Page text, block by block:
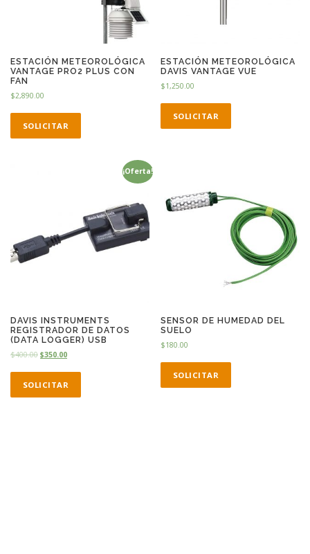
ESTACIÓN METEOROLÓGICA
VANTAGE PRO2 PLUS CON
FAN
$2,890.00
SOLICITAR
ESTACIÓN METEOROLÓGICA
DAVIS VANTAGE VUE
$1,250.00
SOLICITAR
¡Oferta!
DAVIS INSTRUMENTS
REGISTRADOR DE DATOS
(DATA LOGGER) USB
$400.00 $350.00
SOLICITAR
SENSOR DE HUMEDAD DEL
SUELO
$180.00
SOLICITAR